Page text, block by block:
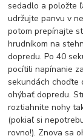
sedadlo a položte
udržujte panvu v
potom prepínajte
hrudníkom na
dopredu. Po 40
pocítili napínanie
sekundách choďte
ohýbať dopredu.
roztiahnite nohy
(pokiaľ si
rovno!). Znova sa